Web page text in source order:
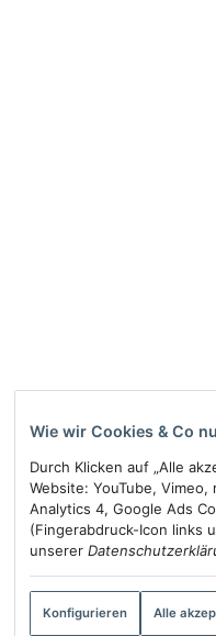
Wie wir Cookies & Co
Durch Klicken auf „Alle
Website: YouTube,
Analytics 4, Google Ads
(Fingerabdruck-Icon links
unserer
Konfigurieren Alle